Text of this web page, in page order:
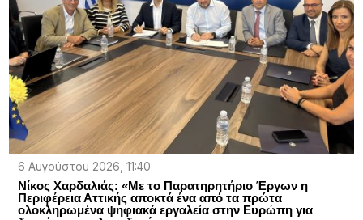
6 Αυγούστου 2026, 11:40
Νίκος Χαρδαλιάς: «Με το Παρατηρητήριο Έργων η
Περιφέρεια Αττικής αποκτά ένα από τα πρώτα
ολοκληρωμένα ψηφιακά εργαλεία στην Ευρώπη για